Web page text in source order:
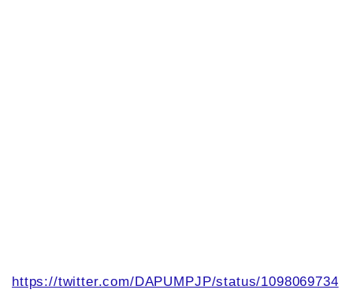
https://twitter.com/DAPUMPJP/status/1098069734